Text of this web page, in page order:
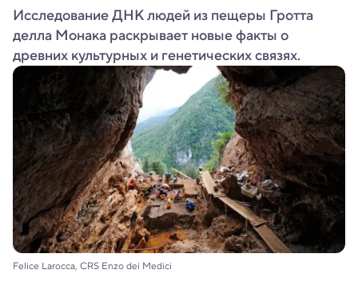
Исследование ДНК людей из пещеры Гротта
делла Монака раскрывает новые факты о
древних культурных и генетических связях.
Felice Larocca, CRS Enzo dei Medici